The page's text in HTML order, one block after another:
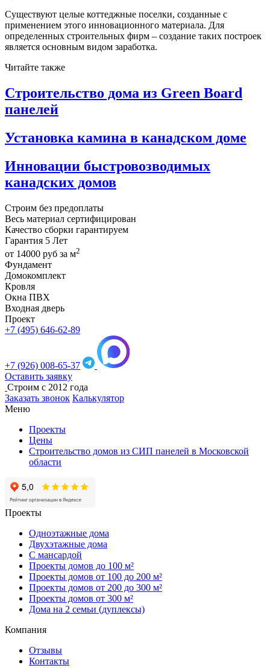
Существуют целые коттеджные поселки, созданные с
применением этого инновационного материала. Для
определенных строительных фирм – создание таких построек
является основным видом заработка.
Читайте также
Строительство дома из Green Board
панелей
Установка камина в канадском доме
Инновации быстровозводимых
канадских домов
Строим без предоплаты
Весь материал сертифицирован
Качество сборки гарантируем
Гарантия 5 Лет
от 14000 руб за м2
Фундамент
Домокомплект
Кровля
Окна ПВХ
Входная дверь
Проект
+7 (495) 646-62-89
+7 (926) 008-65-37
Оставить заявку
Строим с 2012 года
Заказать звонок Калькулятор
Меню
Проекты
Цены
Строительство домов из СИП панелей в Московской
области
Проекты
Одноэтажные дома
Двухэтажные дома
С мансардой
Проекты домов до 100 м²
Проекты домов от 100 до 200 м²
Проекты домов от 200 до 300 м²
Проекты домов от 300 м²
Дома на 2 семьи (дуплексы)
Компания
Отзывы
Контакты